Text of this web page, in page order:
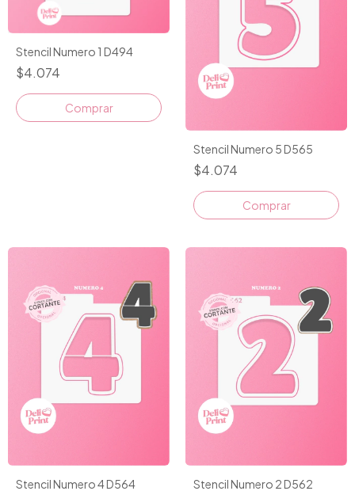
Stencil Numero 1 D494
$4.074
Comprar
Stencil Numero 5 D565
$4.074
Comprar
Stencil Numero 4 D564 Stencil Numero 2 D562